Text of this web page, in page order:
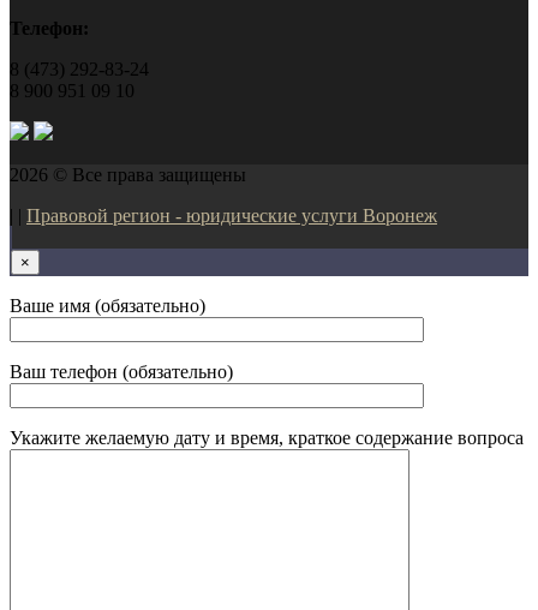
Телефон:
8 (473) 292-83-24
8 900 951 09 10
2026 © Все права защищены
| | Правовой регион - юридические услуги Воронеж
×
Ваше имя (обязательно)
Ваш телефон (обязательно)
Укажите желаемую дату и время, краткое содержание вопроса